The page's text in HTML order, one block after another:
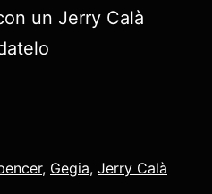
un Jerry Calà
, Gegia, Jerry Calà